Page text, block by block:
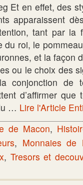
Et en effet, des
apparaissent
tant par la
du roi, le
et la façon
ou le choix des
conjonction de
d’affirmer
… Lire l'Article
de Macon,
, Monnaies de
, Tresors et